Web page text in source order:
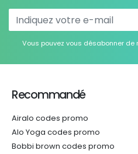
Vous pouvez vous désabonner
Recommandé
Airalo codes promo
Alo Yoga codes promo
Bobbi brown codes promo